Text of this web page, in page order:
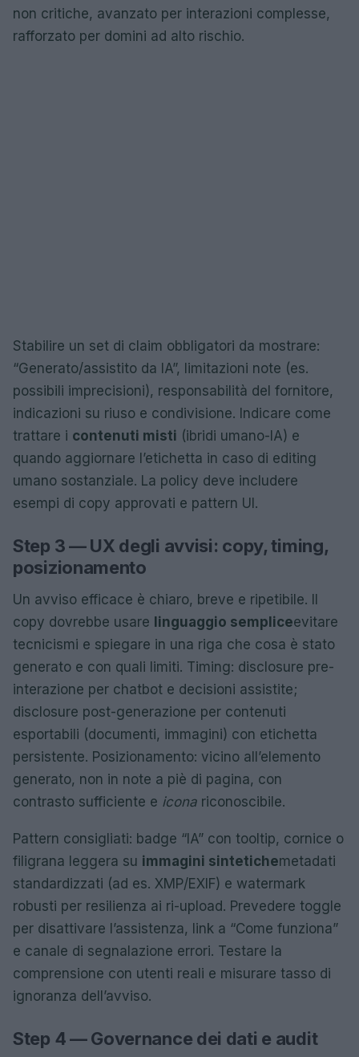
non critiche, avanzato per interazioni complesse,
rafforzato per domini ad alto rischio.
Stabilire un set di claim obbligatori da mostrare:
“Generato/assistito da IA”, limitazioni note (es.
possibili imprecisioni), responsabilità del fornitore,
indicazioni su riuso e condivisione. Indicare come
trattare i contenuti misti (ibridi umano-IA) e
quando aggiornare l’etichetta in caso di editing
umano sostanziale. La policy deve includere
esempi di copy approvati e pattern UI.
Step 3 — UX degli avvisi: copy, timing,
posizionamento
Un avviso efficace è chiaro, breve e ripetibile. Il
copy dovrebbe usare linguaggio sempliceevitare
tecnicismi e spiegare in una riga che cosa è stato
generato e con quali limiti. Timing: disclosure pre-
interazione per chatbot e decisioni assistite;
disclosure post-generazione per contenuti
esportabili (documenti, immagini) con etichetta
persistente. Posizionamento: vicino all’elemento
generato, non in note a piè di pagina, con
contrasto sufficiente e icona riconoscibile.
Pattern consigliati: badge “IA” con tooltip, cornice o
filigrana leggera su immagini sintetichemetadati
standardizzati (ad es. XMP/EXIF) e watermark
robusti per resilienza ai ri-upload. Prevedere toggle
per disattivare l’assistenza, link a “Come funziona”
e canale di segnalazione errori. Testare la
comprensione con utenti reali e misurare tasso di
ignoranza dell’avviso.
Step 4 — Governance dei dati e audit